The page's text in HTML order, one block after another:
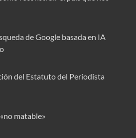
de Google basada en IA
del Estatuto del Periodista
matable»